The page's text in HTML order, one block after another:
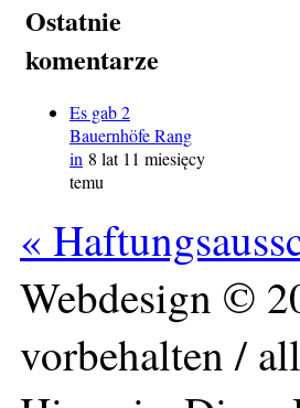
Ostatnie
komentarze
Es gab 2
Bauernhöfe Rang
in 8 lat 11 miesięcy
temu
«
Webdesign ©
vorbehalten /